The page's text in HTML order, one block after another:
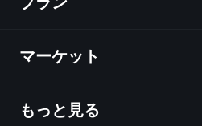
ディスカバー
チャート
ニュース
マーケット
概要
もっと見る